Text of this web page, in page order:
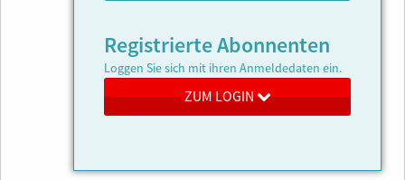
Registrierte Abonnenten
Loggen Sie sich mit ihren Anmeldedaten ein.
ZUM LOGIN